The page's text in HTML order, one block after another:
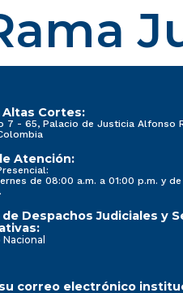
Altas Cortes:
7 - 65, Palacio de Justicia Alfonso
Atención:
de 08:00 a.m. a 01:00 p.m. y
Despachos Judiciales y
correo electrónico